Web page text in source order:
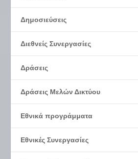
Δημοσιεύσεις
Διεθνείς Συνεργασίες
Δράσεις
Δράσεις Μελών Δικτύου
Εθνικά προγράμματα
Εθνικές Συνεργασίες